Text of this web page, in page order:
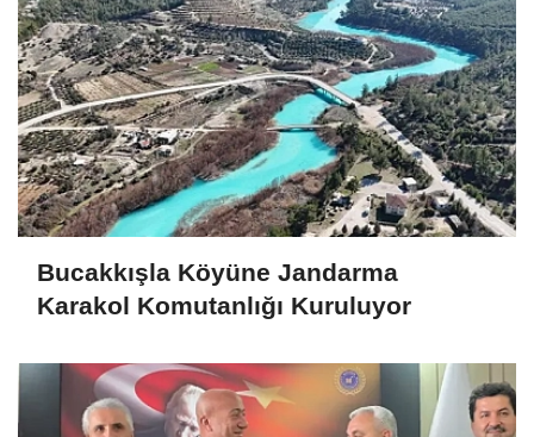
Bucakkışla Köyüne Jandarma
Karakol Komutanlığı Kuruluyor